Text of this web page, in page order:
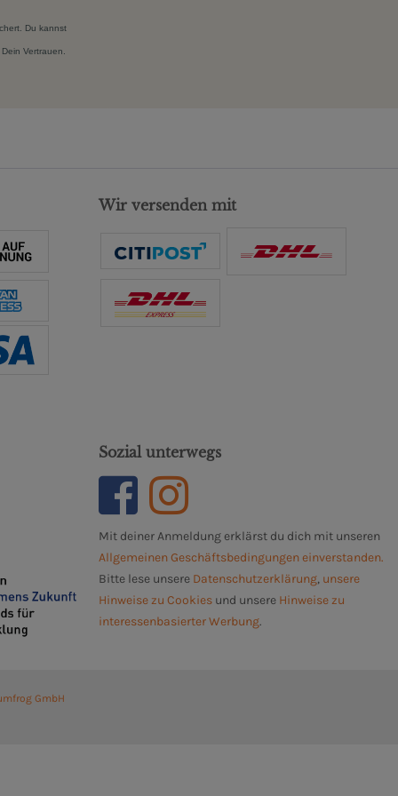
Du kannst
Dein Vertrauen.
Wir versenden mit
Sozial unterwegs
Mit deiner Anmeldung erklärst du dich mit unseren
Allgemeinen Geschäftsbedingungen einverstanden.
Bitte lese unsere Datenschutzerklärung, unsere
Hinweise zu Cookies und unsere Hinweise zu
interessenbasierter Werbung.
GmbH